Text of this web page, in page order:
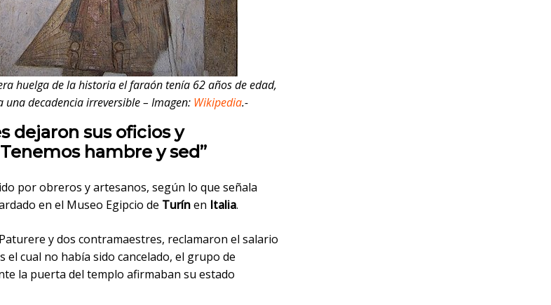
huelga de la historia el faraón tenía 62 años de edad,
una decadencia irreversible – Imagen: Wikipedia.-
dejaron sus oficios y
hambre y sed”
por obreros y artesanos, según lo que señala
en el Museo Egipcio de Turínen Italia.
y dos contramaestres, reclamaron el salario
el cual no había sido cancelado, el grupo de
la puerta del templo afirmaban su estado